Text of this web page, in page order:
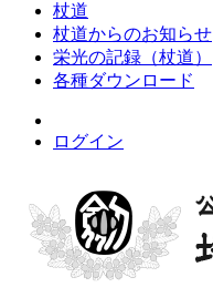
杖道
杖道からのお知らせ
栄光の記録（杖道）
各種ダウンロード
ログイン